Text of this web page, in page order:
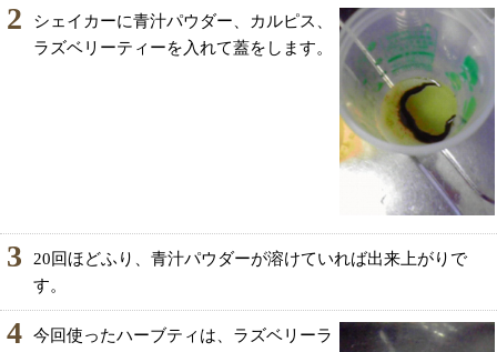
2
シェイカーに青汁パウダー、カルピス、
ラズベリーティーを入れて蓋をします。
3
20回ほどふり、青汁パウダーが溶けていれば出来上がりで
す。
4
今回使ったハーブティは、ラズベリーラ